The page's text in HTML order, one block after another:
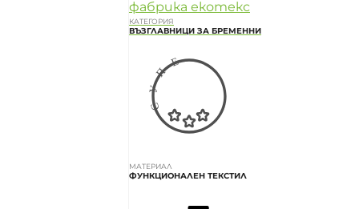
КАТЕГОРИЯ
ВЪЗГЛАВНИЦИ ЗА БРЕМЕННИ
МАТЕРИАЛ
ФУНКЦИОНАЛЕН ТЕКСТИЛ